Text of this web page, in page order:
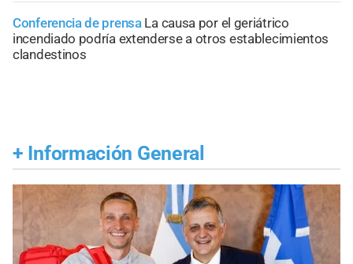
Conferencia de prensa La causa por el geriátrico
incendiado podría extenderse a otros establecimientos
clandestinos
+ Información General